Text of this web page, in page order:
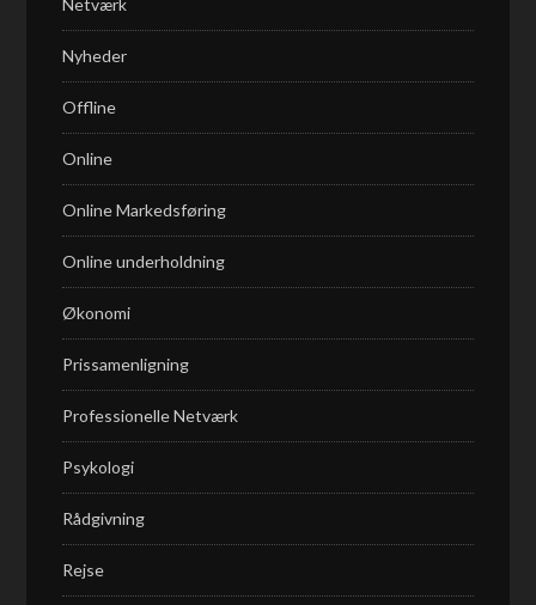
Netværk
Nyheder
Offline
Online
Online Markedsføring
Online underholdning
Økonomi
Prissamenligning
Professionelle Netværk
Psykologi
Rådgivning
Rejse